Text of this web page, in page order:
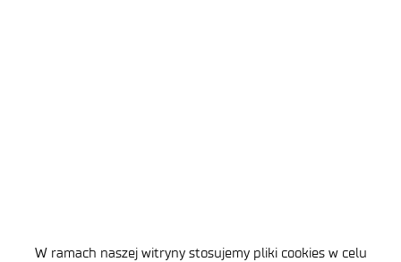
W ramach naszej witryny stosujemy pliki cookies w celu